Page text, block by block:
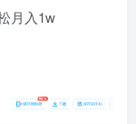
月入1w